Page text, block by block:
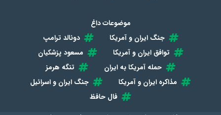
موضوعات داغ
جنگ ایران و آمریکا
دونالد ترامپ
توافق ایران و آمریکا
مسعود پزشکیان
حمله آمریکا به ایران
تنگه هرمز
مذاکره ایران و آمریکا
جنگ ایران و اسرائیل
فال حافظ